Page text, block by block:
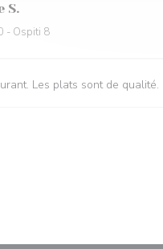
S
- Ospiti 8
Les plats sont de qualité.